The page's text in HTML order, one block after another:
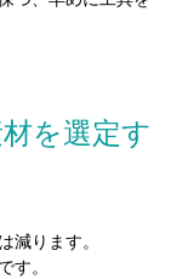
を選定す
減ります。
す。